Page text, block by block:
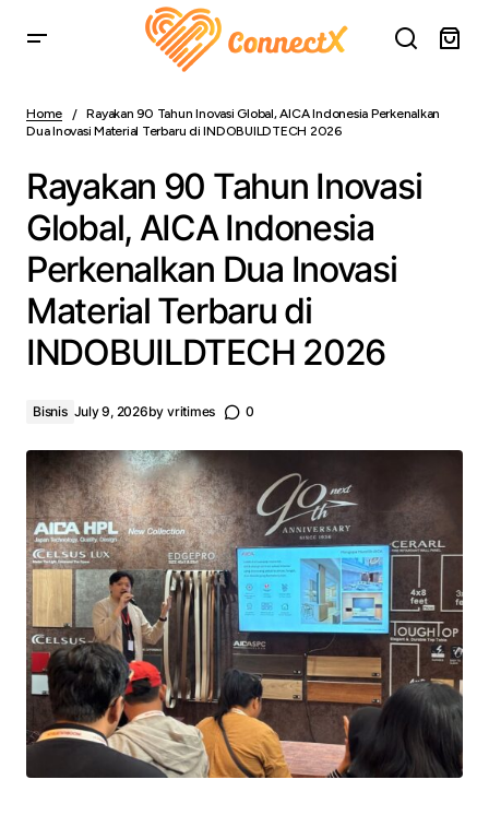
Perkenalkan Dua Inovasi Material Terbaru di
INDOBUILDTECH 2026
Home
Rayakan 90 Tahun Inovasi Global, AICA Indonesia Perkenalkan
Dua Inovasi Material Terbaru di INDOBUILDTECH 2026
Rayakan 90 Tahun Inovasi
Global, AICA Indonesia
Perkenalkan Dua Inovasi
Material Terbaru di
INDOBUILDTECH 2026
Bisnis July 9, 2026by vritimes 0